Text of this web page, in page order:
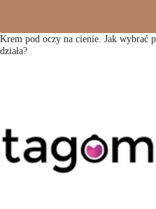
Krem pod oczy na cienie. Jak wybrać
działa?